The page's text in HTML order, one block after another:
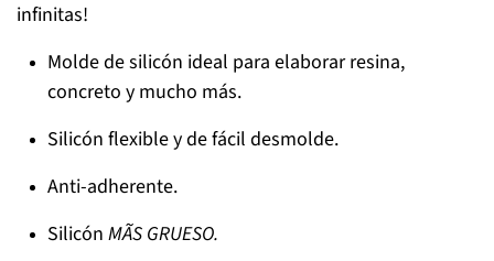
infinitas!
Molde de silicón ideal para elaborar resina,
concreto y mucho más.
Silicón flexible y de fácil desmolde.
Anti-adherente.
Silicón MÃS GRUESO.